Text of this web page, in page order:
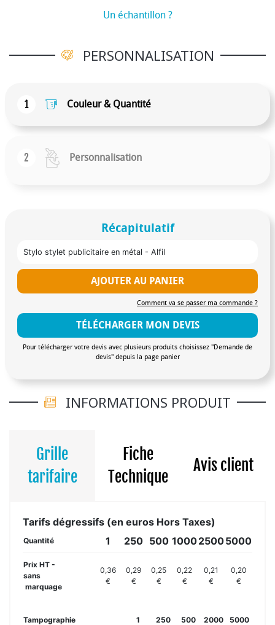
Un échantillon ?
PERSONNALISATION
1 Couleur & Quantité
2 Personnalisation
Récapitulatif
Stylo stylet publicitaire en métal - Alfil
AJOUTER AU PANIER
Comment va se passer ma commande ?
TÉLÉCHARGER MON DEVIS
Pour télécharger votre devis avec plusieurs produits choisissez "Demande de
devis" depuis la page panier
INFORMATIONS PRODUIT
Grille
tarifaire
Fiche
Technique
Avis client
Tarifs dégressifs (en euros Hors Taxes)
Quantité 1 250 500 100025005000
Prix HT -
sans
marquage
0,36
€
0,29
€
0,25
€
0,22
€
0,21
€
0,20
€
Tampographie 1 250 500 2000 5000